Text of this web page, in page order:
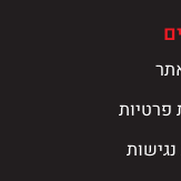
פרטיות